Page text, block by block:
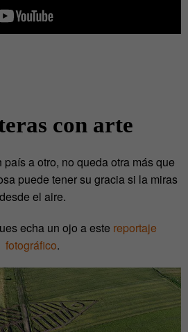
con arte
a otro, no queda otra más que
puede tener su gracia si la miras
desde el aire.
echa un ojo a este reportaje
fotográfico.